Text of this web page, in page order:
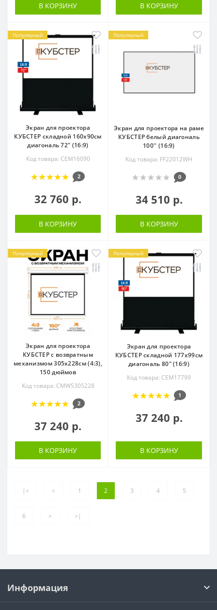
В КОРЗИНУ В КОРЗИНУ
Популярный
Экран для проектора
КУБСТЕР складной 160x90см
диагональ 72" (16:9)
Код товара: CEM16090
2
32 760 р.
В КОРЗИНУ
Популярный
Экран для проектора на раме
КУБСТЕР белый диагональ
100'' (16:9)
Код товара: FF22012WH
0
34 510 р.
В КОРЗИНУ
Популярный
Экран для проектора
КУБСТЕР с возвратным
механизмом 305х228см (4:3),
150 дюймов
Код товара: CMWS305228
2
37 240 р.
В КОРЗИНУ
Популярный
Экран для проектора
КУБСТЕР складной 177x99см
диагональ 80" (16:9)
Код товара: CEM17799
1
37 240 р.
В КОРЗИНУ
|< < 1 2 3 4 5
6 > >|
Информация